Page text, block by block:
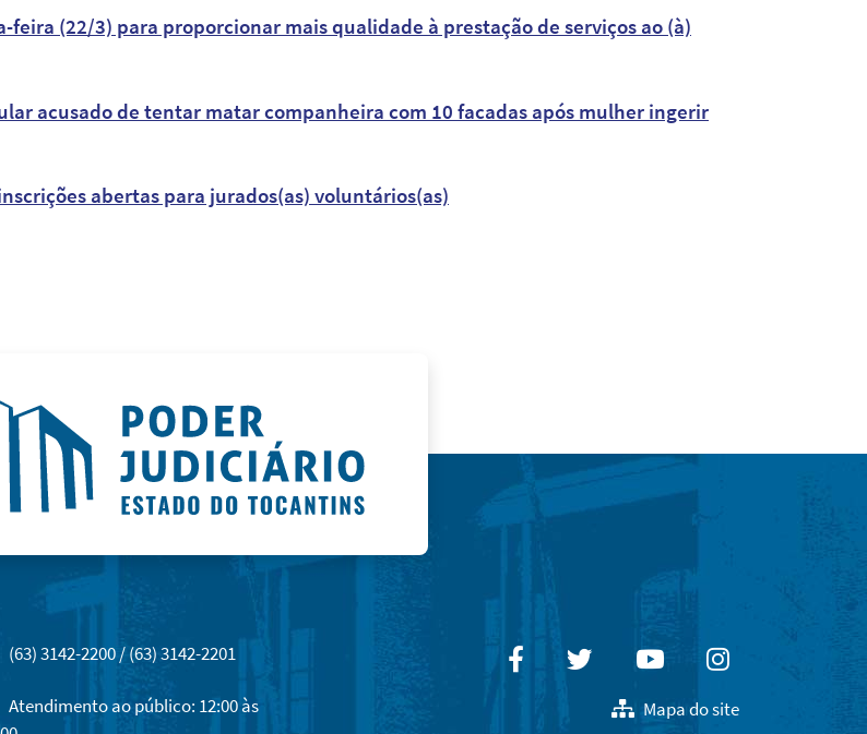
(22/3) para proporcionar mais qualidade à prestação de serviços ao (à)
acusado de tentar matar companheira com 10 facadas após mulher ingerir
abertas para jurados(as) voluntários(as)
(63) 3142-2200 / (63) 3142-2201
Atendimento ao público: 12:00 às
FacebookTwitterYoutubeInstagram
Mapa do site